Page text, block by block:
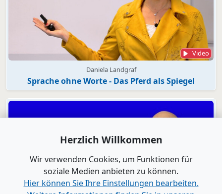
Video
Daniela Landgraf
Sprache ohne Worte - Das Pferd als Spiegel
Herzlich Willkommen
Wir verwenden Cookies, um Funktionen für
soziale Medien anbieten zu können.
Hier können Sie Ihre Einstellungen bearbeiten.